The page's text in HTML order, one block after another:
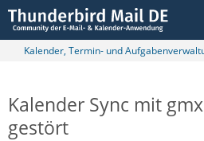
Kalender, Termin- und
Kalender Sync mit
gestört